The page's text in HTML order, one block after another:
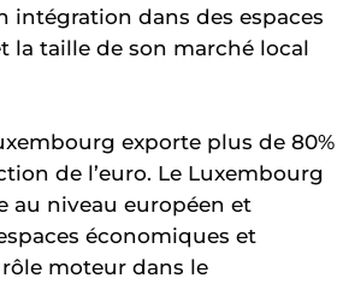
intégration dans des espaces
la taille de son marché local
exporte plus de 80%
de l’euro. Le Luxembourg
au niveau européen et
économiques et
moteur dans le